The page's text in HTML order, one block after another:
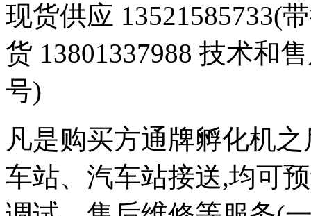
现货供应 13521585733(
货 13801337988 技术和
号)
凡是购买方通牌孵化机
车站、汽车站接送,均可